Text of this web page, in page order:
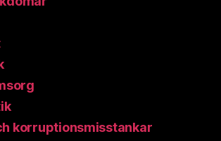
korruptionsmisstankar